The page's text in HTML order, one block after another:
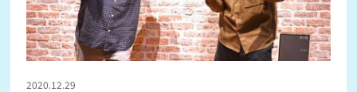
2020.12.29